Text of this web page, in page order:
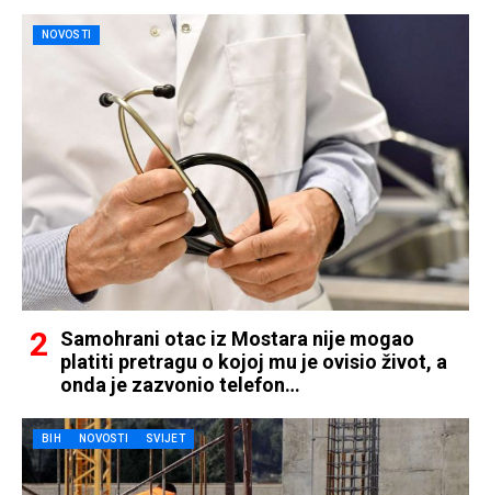
NOVOSTI
Samohrani otac iz Mostara nije mogao
platiti pretragu o kojoj mu je ovisio život, a
onda je zazvonio telefon…
BIH NOVOSTI SVIJET